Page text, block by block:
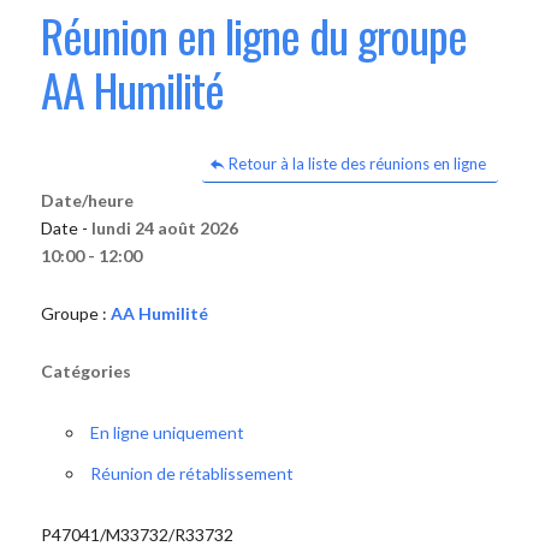
Réunion en ligne du groupe
AA Humilité
Retour à la liste des réunions en ligne
Date/heure
Date - lundi 24 août 2026
10:00 - 12:00
Groupe : AA Humilité
Catégories
En ligne uniquement
Réunion de rétablissement
P47041/M33732/R33732